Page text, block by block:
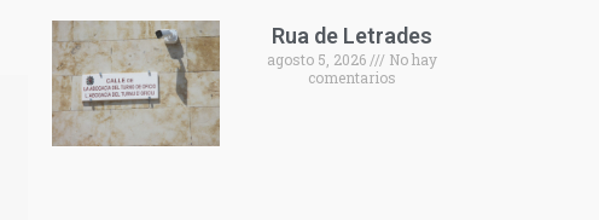
Rua de Letrades
agosto 5, 2026
No hay
comentarios